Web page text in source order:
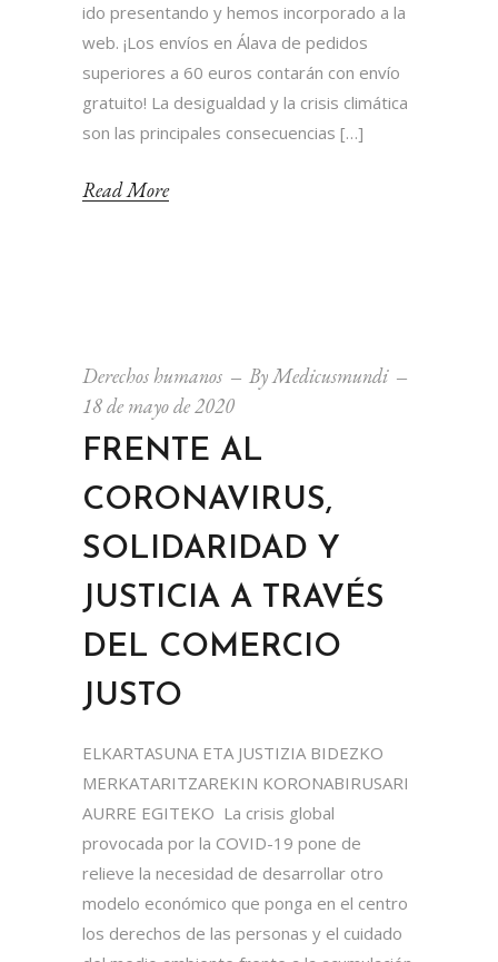
ido presentando y hemos incorporado a la
web. ¡Los envíos en Álava de pedidos
superiores a 60 euros contarán con envío
gratuito! La desigualdad y la crisis climática
son las principales consecuencias […]
Read More
Derechos humanos ByMedicusmundi
18 de mayo de 2020
FRENTE AL
CORONAVIRUS,
SOLIDARIDAD Y
JUSTICIA A TRAVÉS
DEL COMERCIO
JUSTO
ELKARTASUNA ETA JUSTIZIA BIDEZKO
MERKATARITZAREKIN KORONABIRUSARI
AURRE EGITEKO La crisis global
provocada por la COVID-19 pone de
relieve la necesidad de desarrollar otro
modelo económico que ponga en el centro
los derechos de las personas y el cuidado